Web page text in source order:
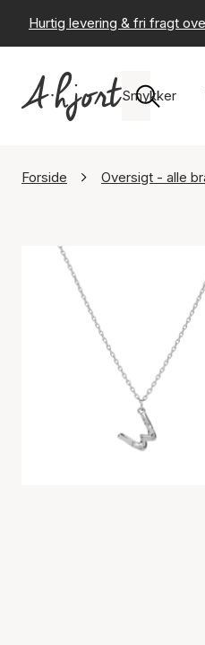
Hurtig levering & fri fragt
Smykker
Forside Oversigt - alle